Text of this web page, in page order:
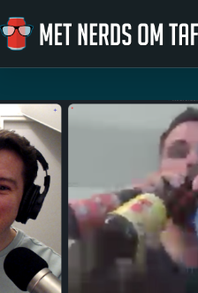
Ga naar de inhoud